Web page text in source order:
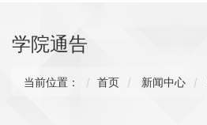
学院通告
当前位置： 首页 新闻中心